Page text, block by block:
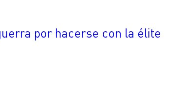
por hacerse con la élite